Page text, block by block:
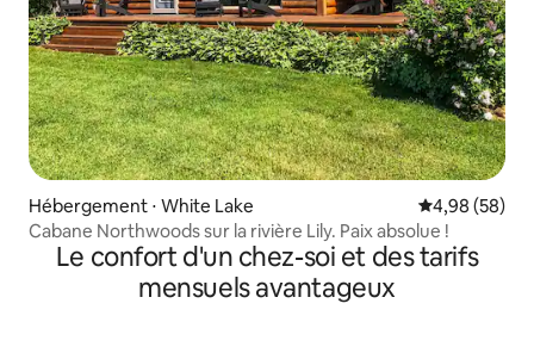
Hébergement ⋅ White Lake Évaluation
4,98 (58)
Cabane Northwoods sur la rivière Lily. Paix absolue !
Le confort d'un chez-soi et des tarifs
mensuels avantageux